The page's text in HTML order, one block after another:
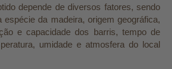
depende de diversos fatores, sendo
da madeira, origem geográfica,
e capacidade dos barris, tempo de
umidade e atmosfera do local